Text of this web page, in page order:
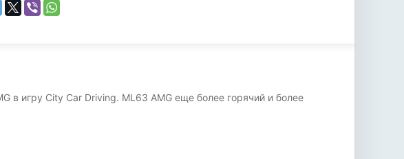
игру City Car Driving. ML63 AMG еще более горячий и более